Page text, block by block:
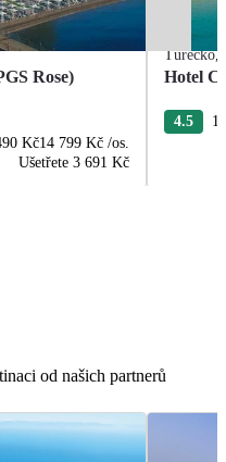
Rose)
Kč14 799 Kč /os.
Ušetřete 3 691 Kč
Turecko,
Hotel
4.5
od našich partnerů